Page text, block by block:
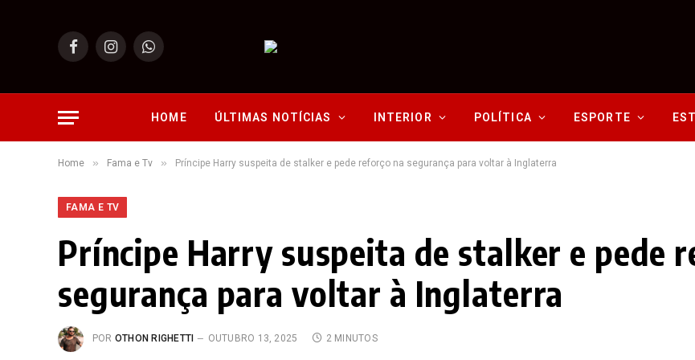
FacebookInstagramWhatsApp
HOME ÚLTIMAS NOTÍCIAS INTERIOR POLÍTICA ESPORTE
Home » Fama e Tv » Príncipe Harry suspeita de stalker e pede reforço na segurança para voltar à Inglaterra
FAMA E TV
Príncipe Harry suspeita de stalker e pede
segurança para voltar à Inglaterra
POR OTHON RIGHETTI OUTUBRO 13, 2025 2 MINUTOS